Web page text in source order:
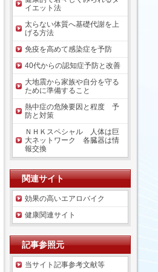
イエット法
太らない体質へ基礎代謝を上
げる方法
免疫を高めて感染症を予防
40代からの認知症予防と改善
大地震から家族や自分を守る
ために準備すること
熱中症の危険要因と程度 予
防と対策
ＮＨＫスペシャル 人体は巨
大ネットワーク 各臓器は情
報交換
関連サイト
効果の高いエアロバイク
健康関連サイト
記事参照元
当サイト記事参考文献等